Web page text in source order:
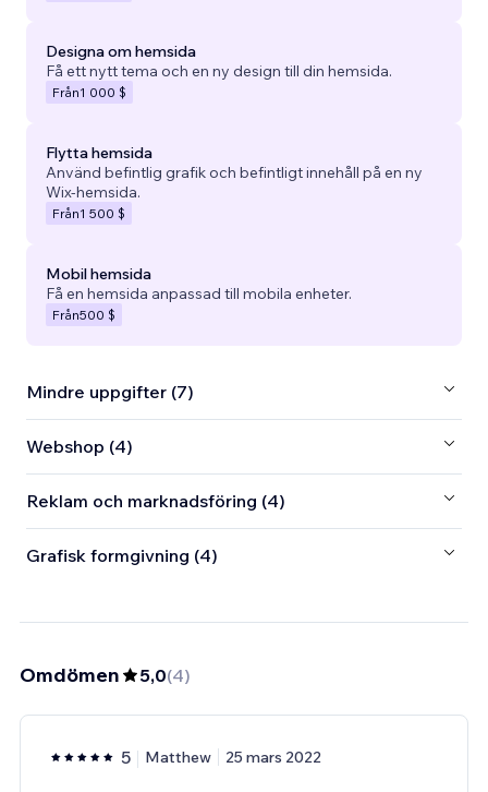
Designa om hemsida
Få ett nytt tema och en ny design till din hemsida.
Från1 000 $
Flytta hemsida
Använd befintlig grafik och befintligt innehåll på en ny
Wix-hemsida.
Från1 500 $
Mobil hemsida
Få en hemsida anpassad till mobila enheter.
Från500 $
Mindre uppgifter (7)
Webshop (4)
Reklam och marknadsföring (4)
Grafisk formgivning (4)
Omdömen 5,0(4)
5 Matthew 25 mars 2022